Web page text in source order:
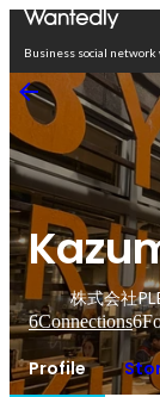
Business social
株式会社
6Connections6
Profile